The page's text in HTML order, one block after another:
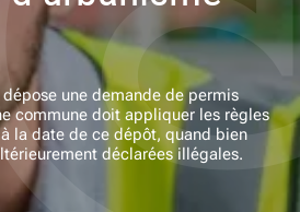
Nos filiales
Actualités
rejoindre
une demande de permis
commune doit appliquer les règles
la date de ce dépôt, quand bien
déclarées illégales.